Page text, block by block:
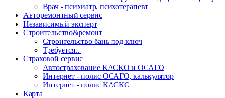
Врач - психиатр, психотерапевт
Авторемонтный сервис
Независимый эксперт
Строительство&ремонт
Строительство бань под ключ
Требуется...
Страховой сервис
Автострахование КАСКО и ОСАГО
Интернет - полис ОСАГО, калькулятор
Интернет - полис КАСКО
Карта